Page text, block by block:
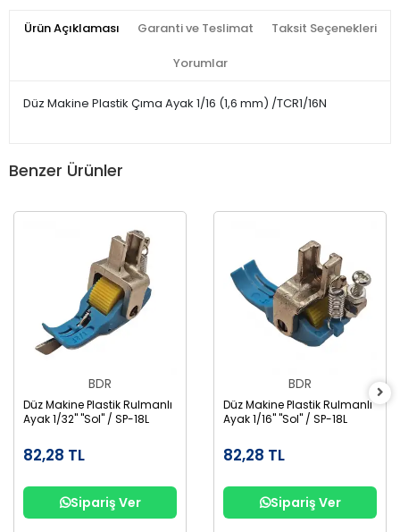
Ürün Açıklaması Garanti ve Teslimat Taksit Seçenekleri
Yorumlar
Düz Makine Plastik Çıma Ayak 1/16 (1,6 mm) /TCR1/16N
Benzer Ürünler
BDR
Düz Makine Plastik Rulmanlı
Ayak 1/32" "Sol" / SP-18L
82,28 TL
Sipariş Ver
BDR
Düz Makine Plastik Rulmanlı
Ayak 1/16" "Sol" / SP-18L
82,28 TL
Sipariş Ver